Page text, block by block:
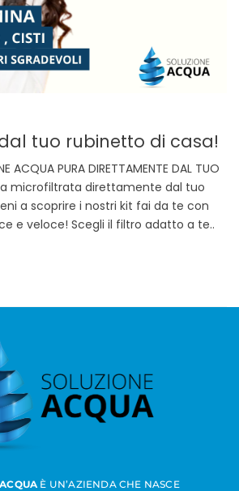
tuo rubinetto di casa!
ACQUA PURA DIRETTAMENTE DAL TUO
microfiltrata direttamente dal tuo
a scoprire i nostri kit fai da te con
e veloce! Scegli il filtro adatto a te..
È UN’AZIENDA CHE NASCE